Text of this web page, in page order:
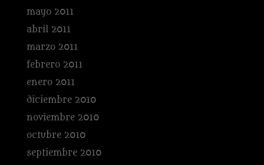
mayo 2011
abril 2011
marzo 2011
febrero 2011
enero 2011
diciembre 2010
noviembre 2010
octubre 2010
septiembre 2010